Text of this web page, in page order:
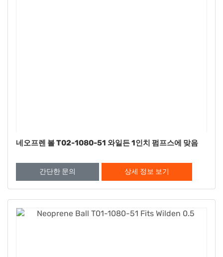
네오프렌 볼 T02-1080-51 와일든 1인치 펌프스에 맞음
간단한 문의 상세 정보 보기